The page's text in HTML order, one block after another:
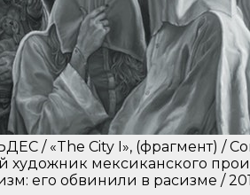
/ «The City I», (фрагмент) /
художник мексиканского
его обвинили в расизме /